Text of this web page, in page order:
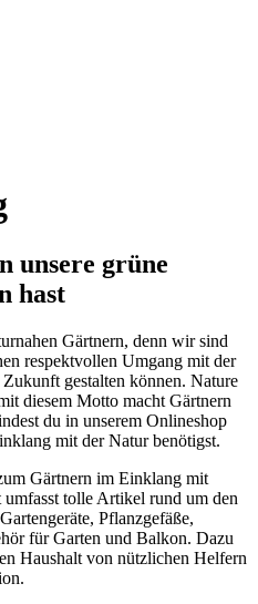
unsere grüne
hast
Gärtnern, denn wir sind
respektvollen Umgang mit der
gestalten können. Nature
diesem Motto macht Gärtnern
du in unserem Onlineshop
mit der Natur benötigst.
Gärtnern im Einklang mit
tolle Artikel rund um den
Pflanzgefäße,
für Garten und Balkon. Dazu
Haushalt von nützlichen Helfern